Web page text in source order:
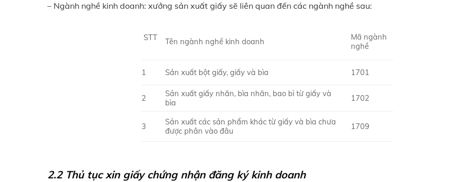
– Ngành nghề kinh doanh: xưởng sản xuất giấy sẽ liên quan đến các ngành nghề sau:
STT Tên ngành nghề kinh doanh
Mã ngành
nghề
1 Sản xuất bột giấy, giấy và bìa 1701
2
Sản xuất giấy nhăn, bìa nhăn, bao bì từ giấy và
bìa
1702
3
Sản xuất các sản phẩm khác từ giấy và bìa chưa
được phân vào đâu
1709
2.2 Thủ tục xin giấy chứng nhận đăng ký kinh doanh